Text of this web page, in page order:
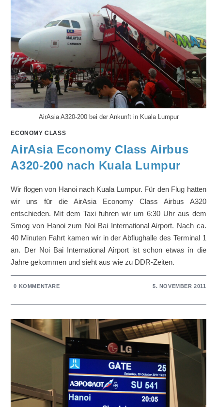
AirAsia A320-200 bei der Ankunft in Kuala Lumpur
ECONOMY CLASS
AirAsia Economy Class Airbus
A320-200 nach Kuala Lumpur
Wir flogen von Hanoi nach Kuala Lumpur. Für den Flug hatten
wir uns für die AirAsia Economy Class Airbus A320
entschieden. Mit dem Taxi fuhren wir um 6:30 Uhr aus dem
Smog von Hanoi zum Noi Bai International Airport. Nach ca.
40 Minuten Fahrt kamen wir in der Abflughalle des Terminal 1
an. Der Noi Bai International Airport ist schon etwas in die
Jahre gekommen und sieht aus wie zu DDR-Zeiten.
0 KOMMENTARE 5. NOVEMBER 2011